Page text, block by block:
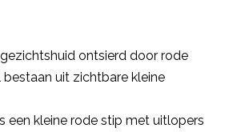
ontsierd door rode
uit zichtbare kleine
een kleine rode stip met uitlopers